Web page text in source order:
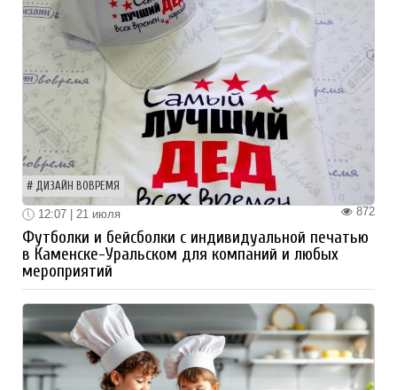
ДИЗАЙН ВОВРЕМЯ
872
12:07 | 21 июля
Футболки и бейсболки с индивидуальной печатью
в Каменске-Уральском для компаний и любых
мероприятий